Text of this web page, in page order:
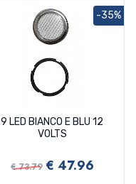
9 LED BIANCO E BLU 12
VOLTS
€ 73.79 € 47.96
-35%